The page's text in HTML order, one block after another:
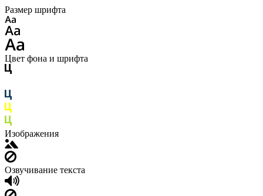
Размер шрифта
Цвет фона и шрифта
Изображения
Озвучивание текста